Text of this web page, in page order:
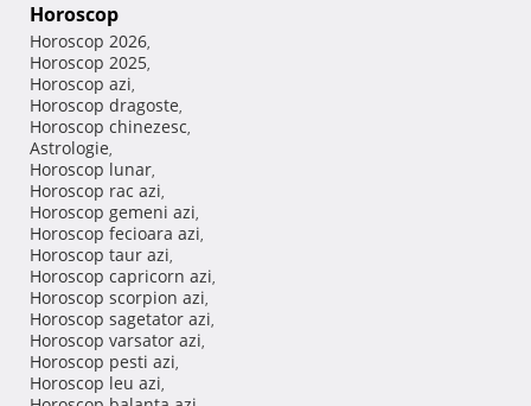
Horoscop
Horoscop 2026,
Horoscop 2025,
Horoscop azi,
Horoscop dragoste,
Horoscop chinezesc,
Astrologie,
Horoscop lunar,
Horoscop rac azi,
Horoscop gemeni azi,
Horoscop fecioara azi,
Horoscop taur azi,
Horoscop capricorn azi,
Horoscop scorpion azi,
Horoscop sagetator azi,
Horoscop varsator azi,
Horoscop pesti azi,
Horoscop leu azi,